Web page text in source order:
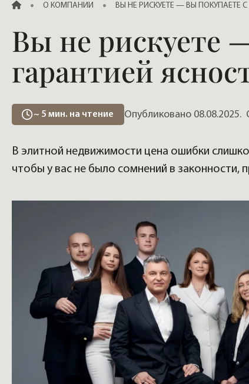
ГЛАВНАЯО КОМПАНИИ ВЫ НЕ РИСКУЕТЕ — ВЫ ПОКУПАЕТЕ
Вы не рискуете
гарантией
~ 5 мин. на чтение Опубликовано 08.08.2025.
В элитной недвижимости цена ошибки
чтобы у вас не было сомнений в законности,